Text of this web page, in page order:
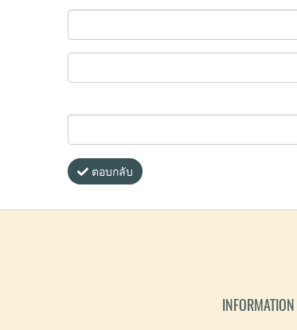
ตอบกลับ
INFORMATION